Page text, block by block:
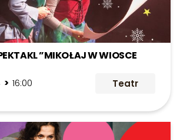
”MIKOŁAJ W WIOSCE
> 16:00 Teatr